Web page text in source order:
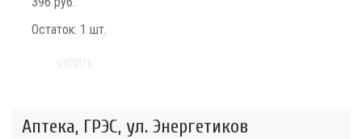
Остаток: 1 шт.
Аптека, ГРЭС, ул. Энергетиков